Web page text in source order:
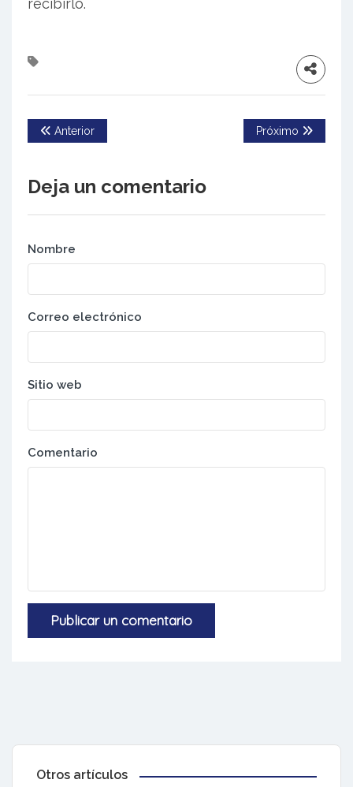
recibirlo.
Anterior Próximo
Deja un comentario
Nombre
Correo electrónico
Sitio web
Comentario
Otros artículos